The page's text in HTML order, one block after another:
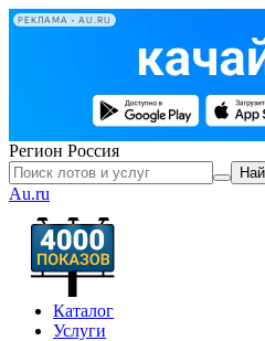
РЕКЛАМА • AU.RU
Регион Россия
Au.ru
Каталог
Услуги